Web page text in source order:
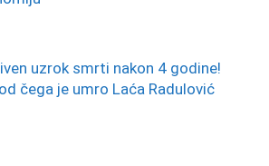
uzrok smrti nakon 4 godine!
čega je umro Laća Radulović